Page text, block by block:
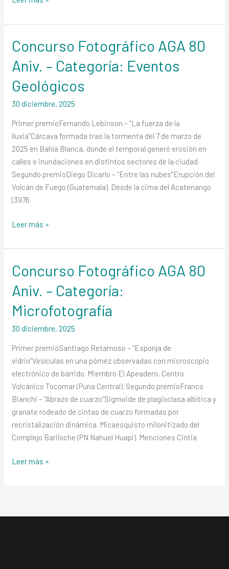
Concurso Fotográfico AGA 80
Aniv. – Categoría: Eventos
Geológicos
30 diciembre, 2025
Primer premioFernando Lebinson – “La fuerza de la
lluvia”Cárcava formada tras la tormenta del 7 de marzo de
2025 en Bahía Blanca, donde el temporal generó erosión en
calles e inundaciones en distintos sectores de la ciudad.
Segundo premioDiego Dicarlo – “Entre las nubes”Erupción del
Volcán de Fuego (Guatemala). Desde la cima del Acatenango
(3976
Concurso
Fotográfico
AGA
80
Aniv.
–
Leer más »
Concurso Fotográfico AGA 80
Aniv. – Categoría:
Microfotografía
30 diciembre, 2025
Primer premioSantiago Retamoso – “Esponja de
vidrio”Vesículas en una pómez observadas con microscopio
electrónico de barrido. Miembro El Apeadero, Centro
Volcánico Tocomar (Puna Central). Segundo premioFranco
Bianchi – “Abrazo de cuarzo”Sigmoide de plagioclasa albítica y
granate rodeado de cintas de cuarzo formadas por
recristalización dinámica. Micaesquisto milonitizado del
Complejo Bariloche (PN Nahuel Huapi). Menciones Cintia
Concurso
Fotográfico
AGA
80
Aniv.
–
Microfotografía
Leer más »